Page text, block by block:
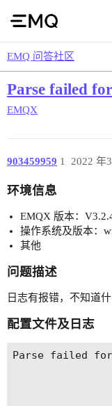
EMQ 问答社区
Parse failed
EMQX
903459959 2022 年
1
环境信息
EMQX 版本：
操作系统及版本：
其他
问题描述
日志有报错，不知道什
配置文件及日志
Parse failed